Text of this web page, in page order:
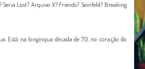
Lost? Arquivo X? Friends? Seinfeld? Breaking
Está na longínqua década de 70, no coração do